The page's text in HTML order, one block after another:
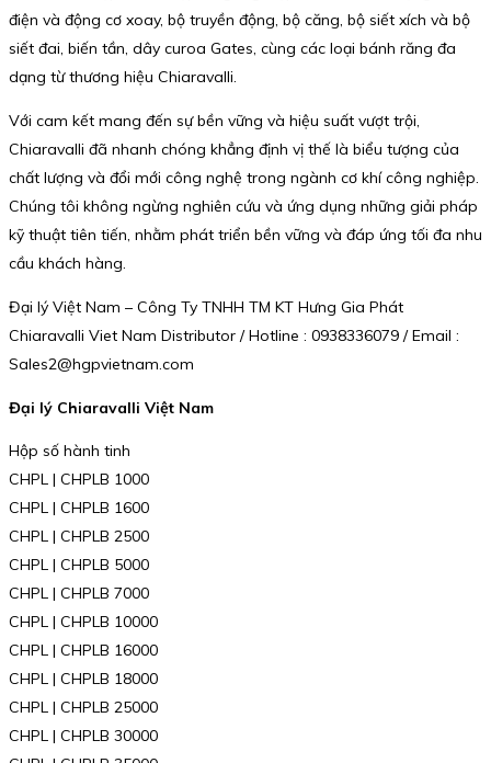
điện và động cơ xoay, bộ truyền động, bộ căng, bộ siết xích và bộ
siết đai, biến tần, dây curoa Gates, cùng các loại bánh răng đa
dạng từ thương hiệu Chiaravalli.
Với cam kết mang đến sự bền vững và hiệu suất vượt trội,
Chiaravalli đã nhanh chóng khẳng định vị thế là biểu tượng của
chất lượng và đổi mới công nghệ trong ngành cơ khí công nghiệp.
Chúng tôi không ngừng nghiên cứu và ứng dụng những giải pháp
kỹ thuật tiên tiến, nhằm phát triển bền vững và đáp ứng tối đa nhu
cầu khách hàng.
Đại lý Việt Nam – Công Ty TNHH TM KT Hưng Gia Phát
Chiaravalli Viet Nam Distributor / Hotline : 0938336079 / Email :
Sales2@hgpvietnam.com
Đại lý Chiaravalli Việt Nam
Hộp số hành tinh
CHPL | CHPLB 1000
CHPL | CHPLB 1600
CHPL | CHPLB 2500
CHPL | CHPLB 5000
CHPL | CHPLB 7000
CHPL | CHPLB 10000
CHPL | CHPLB 16000
CHPL | CHPLB 18000
CHPL | CHPLB 25000
CHPL | CHPLB 30000